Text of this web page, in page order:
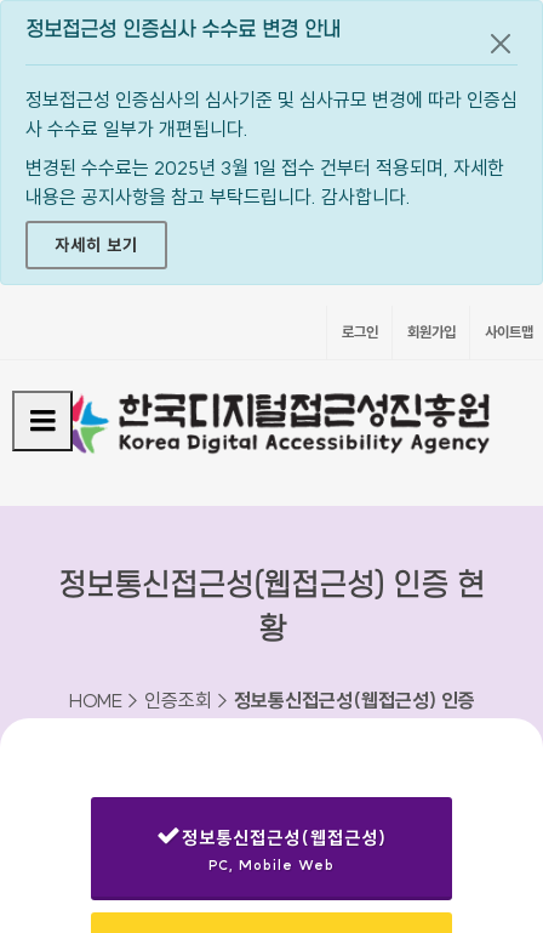
정보접근성 인증심사 수수료 변경 안내
정보접근성 인증심사의 심사기준 및 심사규모 변경에 따라 인증심
사 수수료 일부가 개편됩니다.
변경된 수수료는 2025년 3월 1일 접수 건부터 적용되며, 자세한
내용은 공지사항을 참고 부탁드립니다. 감사합니다.
자세히 보기
공지
로그인 회원가입 사이트맵
정보통신접근성(웹접근성) 인증 현
황
HOME > 인증조회 > 정보통신접근성(웹접근성) 인증
정보통신접근성(웹접근성)
PC, Mobile Web